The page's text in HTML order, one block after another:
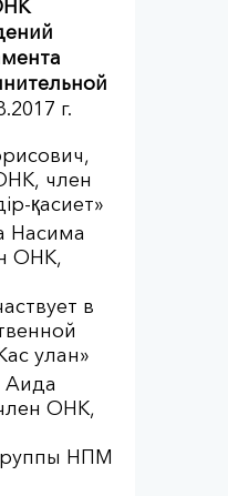
г.
член
қасиет»
Насима
ОНК,
в
улан»
Аида
ОНК,
НПМ